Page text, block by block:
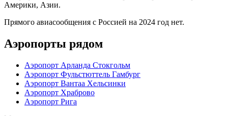
Америки, Азии.
Прямого авиасообщения с Россией на 2024 год нет.
Аэропорты рядом
Аэропорт Арланда Стокгольм
Аэропорт Фульстюттель Гамбург
Аэропорт Вантаа Хельсинки
Аэропорт Храброво
Аэропорт Рига